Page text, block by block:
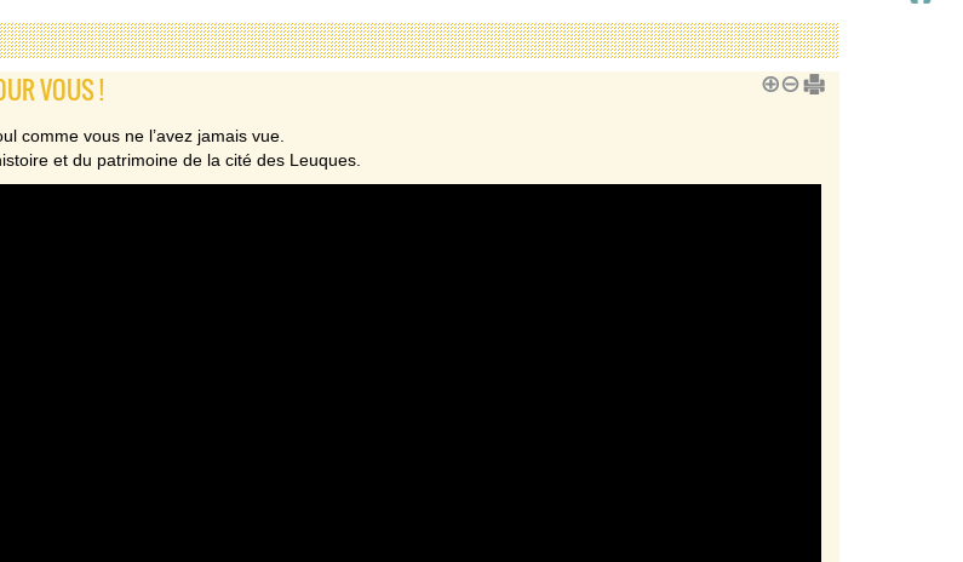
VOUS !
comme vous ne l’avez jamais vue.
et du patrimoine de la cité des Leuques.